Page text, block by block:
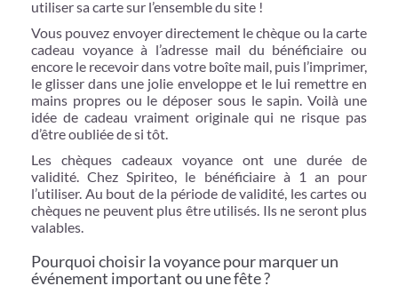
utiliser sa carte sur l’ensemble du site !
Vous pouvez envoyer directement le chèque ou la carte
cadeau voyance à l’adresse mail du bénéficiaire ou
encore le recevoir dans votre boîte mail, puis l’imprimer,
le glisser dans une jolie enveloppe et le lui remettre en
mains propres ou le déposer sous le sapin. Voilà une
idée de cadeau vraiment originale qui ne risque pas
d’être oubliée de si tôt.
Les chèques cadeaux voyance ont une durée de
validité. Chez Spiriteo, le bénéficiaire à 1 an pour
l’utiliser. Au bout de la période de validité, les cartes ou
chèques ne peuvent plus être utilisés. Ils ne seront plus
valables.
Pourquoi choisir la voyance pour marquer un
événement important ou une fête ?